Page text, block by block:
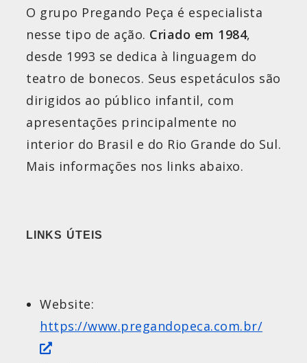
O grupo Pregando Peça é especialista
nesse tipo de ação. Criado em 1984,
desde 1993 se dedica à linguagem do
teatro de bonecos. Seus espetáculos são
dirigidos ao público infantil, com
apresentações principalmente no
interior do Brasil e do Rio Grande do Sul.
Mais informações nos links abaixo.
LINKS ÚTEIS
Website:
https://www.pregandopeca.com.br/